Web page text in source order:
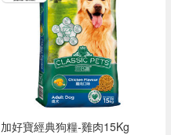
加好寶經典狗糧-雞肉15Kg